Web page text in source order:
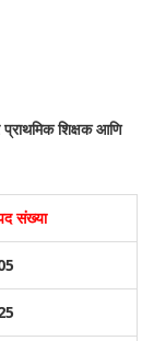
प्राथमिक शिक्षक आणि
संख्या